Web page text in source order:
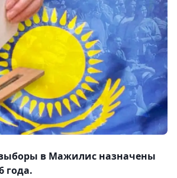
в Мажилис назначены
года.